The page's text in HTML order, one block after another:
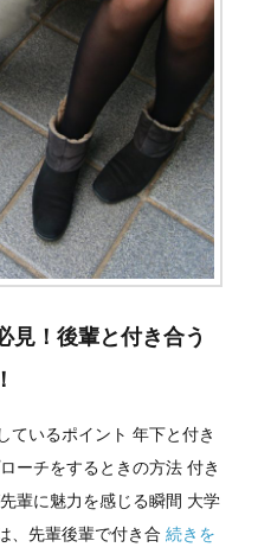
見！後輩と付き合う
ているポイント 年下と付き
ーチをするときの方法 付き
輩に魅力を感じる瞬間 大学
、先輩後輩で付き合 続きを